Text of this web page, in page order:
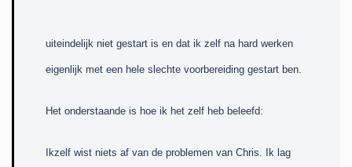
uiteindelijk niet gestart is en dat ik zelf na hard werken
eigenlijk met een hele slechte voorbereiding gestart ben.
Het onderstaande is hoe ik het zelf heb beleefd:
Ikzelf wist niets af van de problemen van Chris. Ik lag